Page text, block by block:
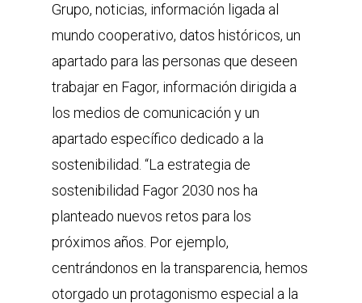
Grupo, noticias, información ligada al
mundo cooperativo, datos históricos, un
apartado para las personas que deseen
trabajar en Fagor, información dirigida a
los medios de comunicación y un
apartado específico dedicado a la
sostenibilidad. “La estrategia de
sostenibilidad Fagor 2030 nos ha
planteado nuevos retos para los
próximos años. Por ejemplo,
centrándonos en la transparencia, hemos
otorgado un protagonismo especial a la